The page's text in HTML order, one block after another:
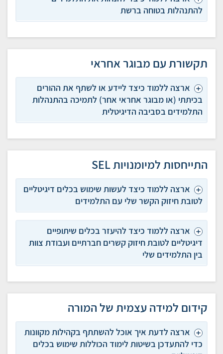
להתנהלות בטוחה ברשת
תקשורת עם מבוגר אחראי
ארצה ללמוד כיצד ליידע או לשתף את ההורים
בכיתתי (או מבוגר אחראי אחר) לתמיכה בהתנהלות
התלמידים בסביבה הדיגיטלית
התייחסות למיומנויות SEL
ארצה ללמוד כיצד לעשות שימוש בכלים דיגיטליים
לטובת חיזוק הקשר שלי עם התלמידים
ארצה ללמוד כיצד להיעזר בכלים שיתופיים
דיגיטליים לטובת חיזוק קשרים חברתיים ועבודת צוות
בין התלמידים שלי
קידום למידה עצמית של המורה
ארצה לדעת איך אוכל להשתתף בקהילות מקוונות
כדי להתעדכן בשיטות לימוד הכוללות שימוש בכלים